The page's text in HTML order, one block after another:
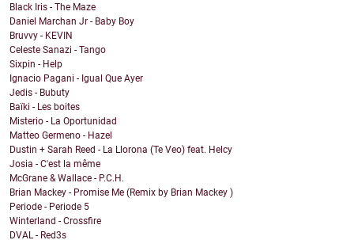
Black Iris - The Maze
Daniel Marchan Jr - Baby Boy
Bruvvy - KEVIN
Celeste Sanazi - Tango
Sixpin - Help
Ignacio Pagani - Igual Que Ayer
Jedis - Bubuty
Baïki - Les boites
Misterio - La Oportunidad
Matteo Germeno - Hazel
Dustin + Sarah Reed - La Llorona (Te Veo) feat. Helcy
Josia - C'est la même
McGrane & Wallace - P.C.H.
Brian Mackey - Promise Me (Remix by Brian Mackey )
Periode - Periode 5
Winterland - Crossfire
DVAL - Red3s